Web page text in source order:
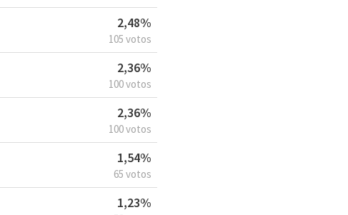
2,48%
105 votos
2,36%
100 votos
2,36%
100 votos
1,54%
65 votos
1,23%